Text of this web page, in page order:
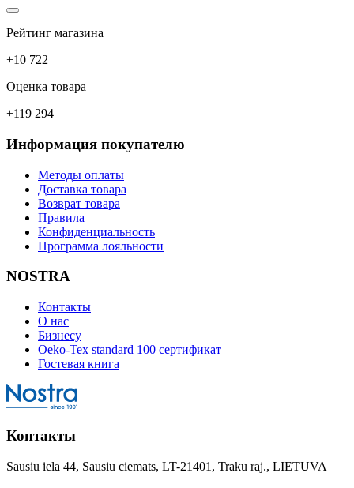
Рейтинг магазина
+10 722
Оценка товара
+119 294
Информация покупателю
Методы оплаты
Доставка товара
Возврат товара
Правила
Конфиденциальность
Программа лояльности
NOSTRA
Контакты
О нас
Бизнесу
Oeko-Tex standard 100 сертификат
Гостевая книга
Контакты
Sausiu iela 44, Sausiu ciemats, LT-21401, Traku raj., LIETUVA